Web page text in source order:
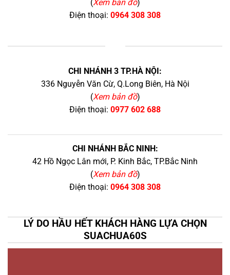
(Xem bản đồ)
Điện thoại: 0964 308 308
CHI NHÁNH 3 TP.HÀ NỘI:
336 Nguyễn Văn Cừ, Q.Long Biên, Hà Nội
(Xem bản đồ)
Điện thoại: 0977 602 688
CHI NHÁNH BẮC NINH:
42 Hồ Ngọc Lân mới, P. Kinh Bắc, TP.Bắc Ninh
(Xem bản đồ)
Điện thoại: 0964 308 308
LÝ DO HẦU HẾT KHÁCH HÀNG LỰA CHỌN
SUACHUA60S